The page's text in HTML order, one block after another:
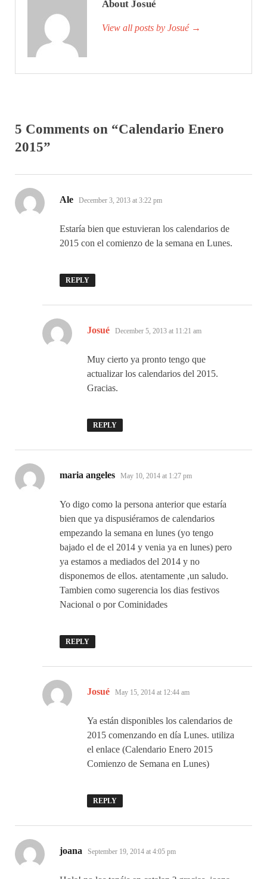
About Josué
View all posts by Josué →
5 Comments on “Calendario Enero
2015”
Ale says:
December 3, 2013 at 3:22 pm
Estaría bien que estuvieran los calendarios de
2015 con el comienzo de la semana en Lunes.
REPLY
Josué says:
December 5, 2013 at 11:21 am
Muy cierto ya pronto tengo que
actualizar los calendarios del 2015.
Gracias.
REPLY
maria angeles says:
May 10, 2014 at 1:27 pm
Yo digo como la persona anterior que estaría
bien que ya dispusiéramos de calendarios
empezando la semana en lunes (yo tengo
bajado el de el 2014 y venia ya en lunes) pero
ya estamos a mediados del 2014 y no
disponemos de ellos. atentamente ,un saludo.
Tambien como sugerencia los dias festivos
Nacional o por Cominidades
REPLY
Josué says:
May 15, 2014 at 12:44 am
Ya están disponibles los calendarios de
2015 comenzando en día Lunes. utiliza
el enlace (Calendario Enero 2015
Comienzo de Semana en Lunes)
REPLY
joana says:
September 19, 2014 at 4:05 pm